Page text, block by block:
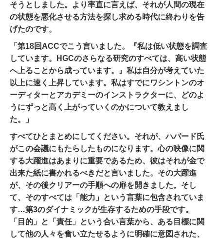
そうとしました。
より率直に言えば、それが人間の現在
の状態を悪化させる方法を探し求める時代に終わりを告
げたのです。
「第18回ACCでこう言いました。『私は低い状態を調査
しています。HGCのさらなる研究のすべては、高い状態
へ上ることから成っています。』私は自分が考えていた
以上に速く上昇しています。私はすでにワシントンのオ
ーディターとアカデミーのインストラクターに、どのよ
うにずっと高く上がっていくのかについて教えまし
た。」
すべてひとまとめにしてください。それが、ハバード氏
がこの会議にもたらしたものになります。心の映像に関
する大躍進はあまりに重要であるため、彼はそれが金で
出来た紙に書かれるべきだと言いました。 その大躍進
が、その後クリアーの手順への扉を開きました。 そし
て、そのすべては「能力」という言葉に包含されていま
す…第3のダイナミックが生存するための手段です。
「目的」と「責任」という合い言葉から、ある目標に関
して他の人々を奮い立たせるように明確に意図された、